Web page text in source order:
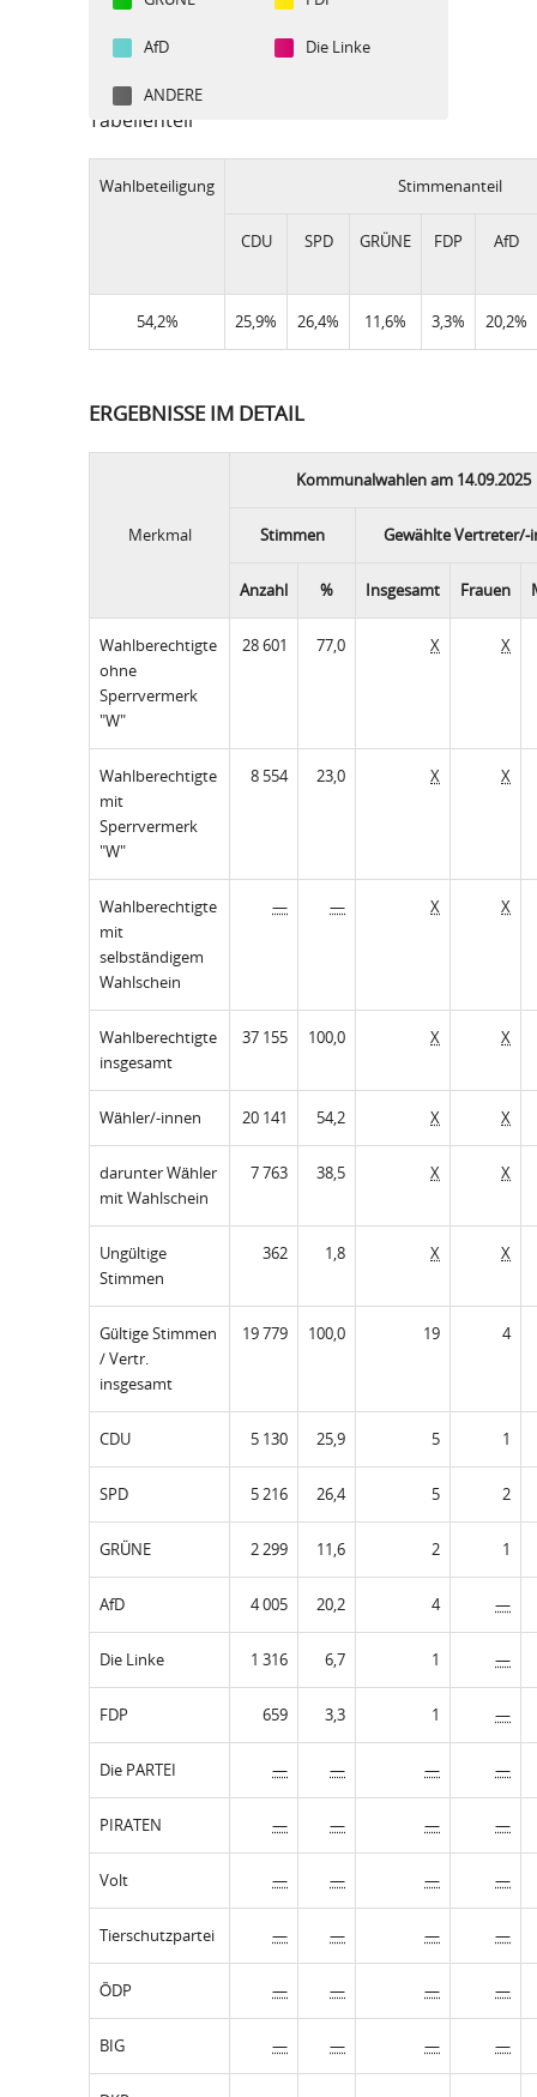
AfD Die Linke
ANDERE
Tabellenteil
Wahlbeteiligung Stimmenanteil
CDU SPD GRÜNE FDP AfD
54,2% 25,9% 26,4% 11,6% 3,3% 20,2%
ERGEBNISSE IM DETAIL
Merkmal
Kommunalwahlen am 14.09.2025
Stimmen Gewählte Vertreter/-
Anzahl % Insgesamt Frauen
Wahlberechtigte
ohne
Sperrvermerk
"W"
28 601 77,0 X X
Wahlberechtigte
mit
Sperrvermerk
"W"
8 554 23,0 X X
Wahlberechtigte
mit
selbständigem
Wahlschein
— — X X
Wahlberechtigte
insgesamt
37 155 100,0 X X
Wähler/-innen 20 141 54,2 X X
darunter Wähler
mit Wahlschein
7 763 38,5 X X
Ungültige
Stimmen
362 1,8 X X
Gültige Stimmen
/ Vertr.
insgesamt
19 779 100,0 19 4
CDU 5 130 25,9 5 1
SPD 5 216 26,4 5 2
GRÜNE 2 299 11,6 2 1
AfD 4 005 20,2 4 —
Die Linke 1 316 6,7 1 —
FDP 659 3,3 1 —
Die PARTEI — — — —
PIRATEN — — — —
Volt — — — —
Tierschutzpartei — — — —
ÖDP — — — —
BIG — — — —